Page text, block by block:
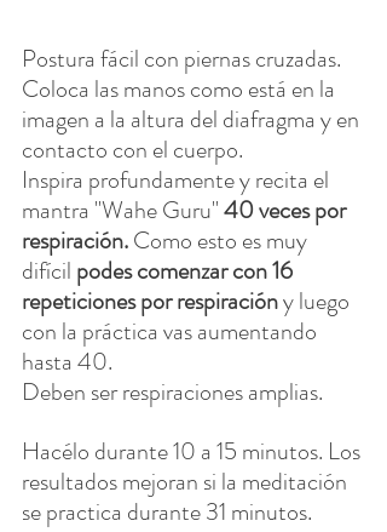
Postura fácil con piernas cruzadas.
Coloca las manos como está en la
imagen a la altura del diafragma y en
contacto con el cuerpo.
Inspira profundamente y recita el
mantra "Wahe Guru" 40 veces por
respiración. Como esto es muy
difícil podes comenzar con 16
repeticiones por respiración y luego
con la práctica vas aumentando
hasta 40.
Deben ser respiraciones amplias.
Hacélo durante 10 a 15 minutos. Los
resultados mejoran si la meditación
se practica durante 31 minutos.